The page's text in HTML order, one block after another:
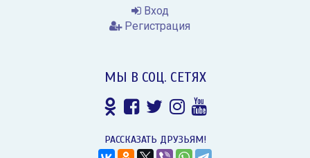
Вход
Регистрация
МЫ В СОЦ. СЕТЯХ
РАССКАЗАТЬ ДРУЗЬЯМ!